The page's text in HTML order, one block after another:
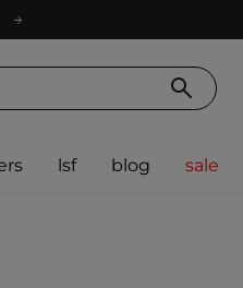
lsf blog sale